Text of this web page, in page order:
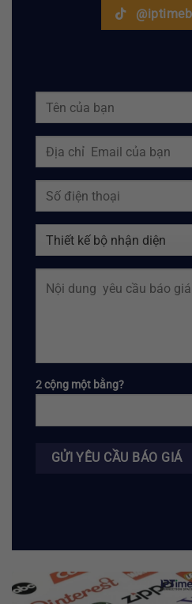
2 cộng một bằng?